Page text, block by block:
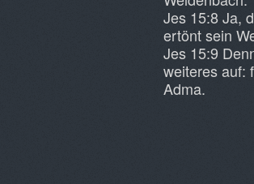
Jes 15:8 Ja,
ertönt sein
Jes 15:9
weiteres auf:
Adma.